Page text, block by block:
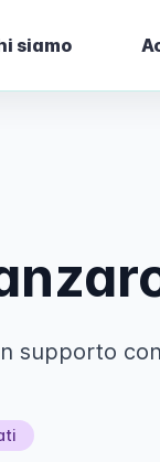
siamo
supporto